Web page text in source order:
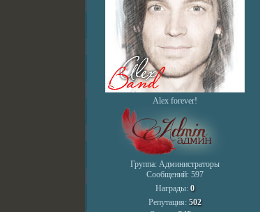
Alex forever!
Группа: Администраторы
Сообщений: 597
Награды: 0
Репутация: 502